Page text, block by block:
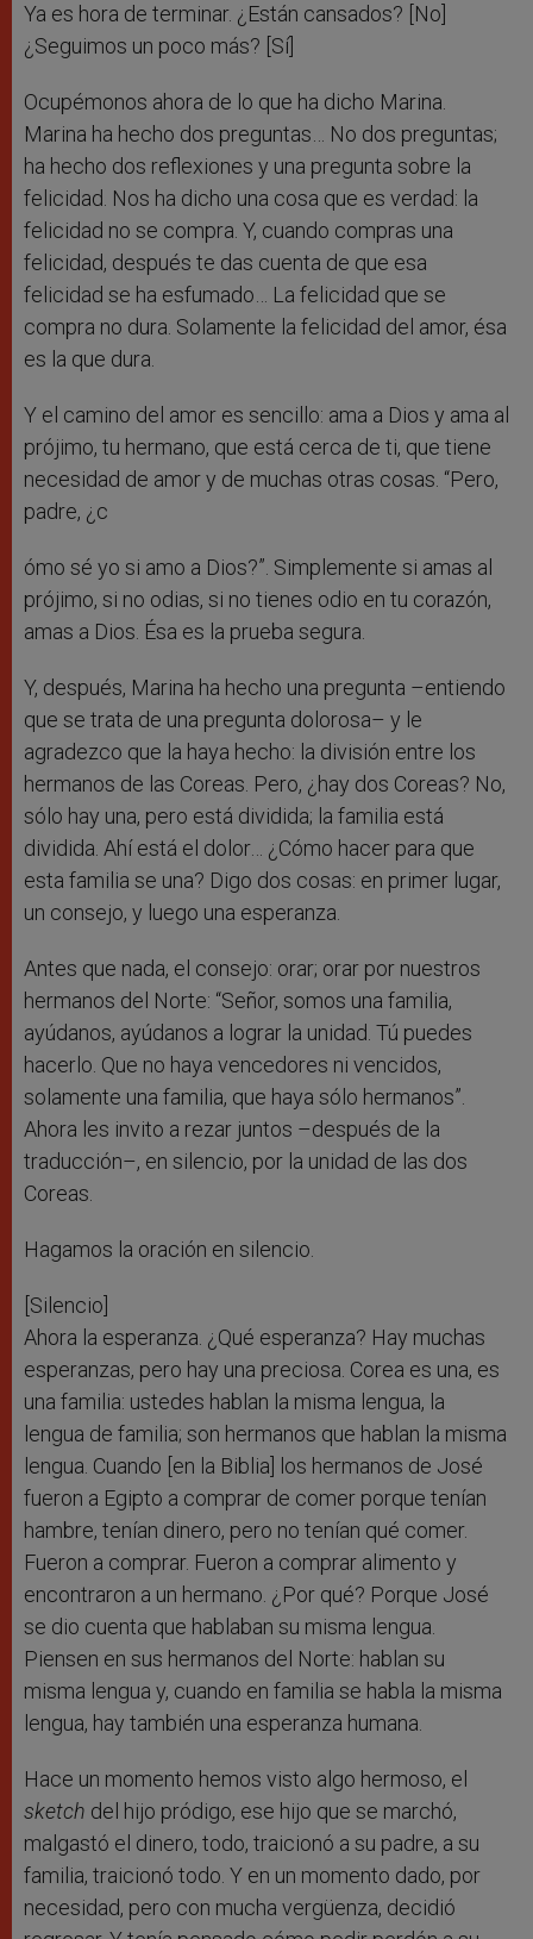
Ya es hora de terminar. ¿Están cansados? [No]
¿Seguimos un poco más? [Sí]
Ocupémonos ahora de lo que ha dicho Marina.
Marina ha hecho dos preguntas… No dos preguntas;
ha hecho dos reflexiones y una pregunta sobre la
felicidad. Nos ha dicho una cosa que es verdad: la
felicidad no se compra. Y, cuando compras una
felicidad, después te das cuenta de que esa
felicidad se ha esfumado… La felicidad que se
compra no dura. Solamente la felicidad del amor, ésa
es la que dura.
Y el camino del amor es sencillo: ama a Dios y ama al
prójimo, tu hermano, que está cerca de ti, que tiene
necesidad de amor y de muchas otras cosas. “Pero,
padre, ¿c
ómo sé yo si amo a Dios?”. Simplemente si amas al
prójimo, si no odias, si no tienes odio en tu corazón,
amas a Dios. Ésa es la prueba segura.
Y, después, Marina ha hecho una pregunta –entiendo
que se trata de una pregunta dolorosa– y le
agradezco que la haya hecho: la división entre los
hermanos de las Coreas. Pero, ¿hay dos Coreas? No,
sólo hay una, pero está dividida; la familia está
dividida. Ahí está el dolor… ¿Cómo hacer para que
esta familia se una? Digo dos cosas: en primer lugar,
un consejo, y luego una esperanza.
Antes que nada, el consejo: orar; orar por nuestros
hermanos del Norte: “Señor, somos una familia,
ayúdanos, ayúdanos a lograr la unidad. Tú puedes
hacerlo. Que no haya vencedores ni vencidos,
solamente una familia, que haya sólo hermanos”.
Ahora les invito a rezar juntos –después de la
traducción–, en silencio, por la unidad de las dos
Coreas.
Hagamos la oración en silencio.
[Silencio]
Ahora la esperanza. ¿Qué esperanza? Hay muchas
esperanzas, pero hay una preciosa. Corea es una, es
una familia: ustedes hablan la misma lengua, la
lengua de familia; son hermanos que hablan la misma
lengua. Cuando [en la Biblia] los hermanos de José
fueron a Egipto a comprar de comer porque tenían
hambre, tenían dinero, pero no tenían qué comer.
Fueron a comprar. Fueron a comprar alimento y
encontraron a un hermano. ¿Por qué? Porque José
se dio cuenta que hablaban su misma lengua.
Piensen en sus hermanos del Norte: hablan su
misma lengua y, cuando en familia se habla la misma
lengua, hay también una esperanza humana.
Hace un momento hemos visto algo hermoso, el
sketch del hijo pródigo, ese hijo que se marchó,
malgastó el dinero, todo, traicionó a su padre, a su
familia, traicionó todo. Y en un momento dado, por
necesidad, pero con mucha vergüenza, decidió